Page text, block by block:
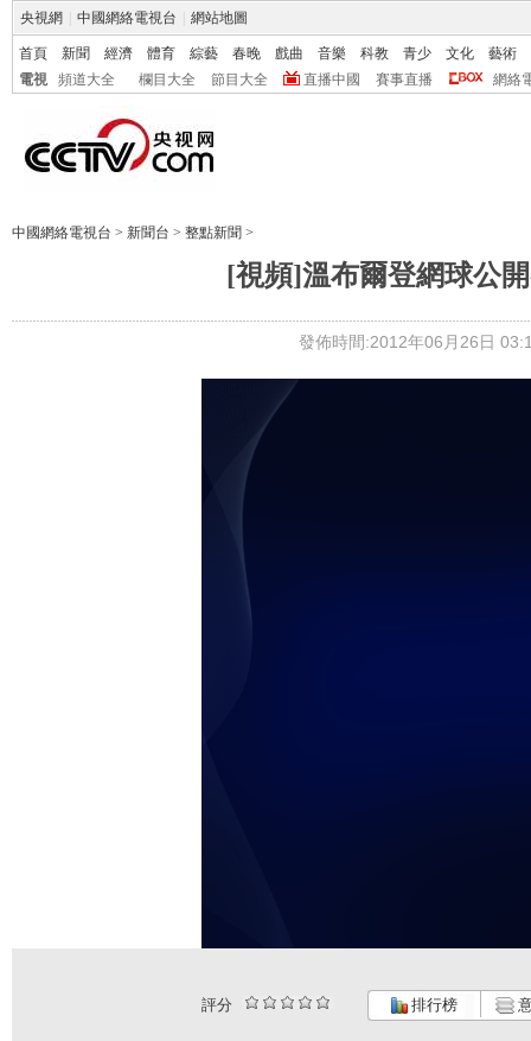
央視網 中國網絡電視台 網站地圖
首頁 新聞 經濟 體育 綜藝 春晚 戲曲 音樂 科教 青少 文化
藝術
電視
頻道大全 欄目大全 節目大全 直播中國 賽事直播 網絡
中國網絡電視台 > 新聞台 > 整點新聞 >
[視頻]溫布爾登網球公
發佈時間:2012年06月26日
評分 排行榜